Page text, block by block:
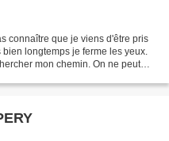
connaître que je viens d'être pris
longtemps je ferme les yeux.
mon chemin. On ne peut